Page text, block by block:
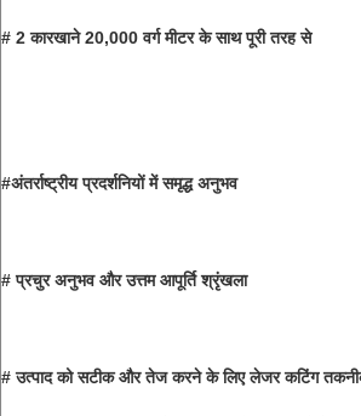
# 2 कारखाने 20,000 वर्ग मीटर के साथ पूरी तरह से
#अंतर्राष्ट्रीय प्रदर्शनियों में समृद्ध अनुभव
# प्रचुर अनुभव और उत्तम आपूर्ति श्रृंखला
# उत्पाद को सटीक और तेज करने के लिए लेजर कटिंग